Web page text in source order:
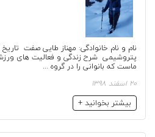
پتروشیمی شرح زندگی و فعالیت های
ماست که بانوانی را در گروه ...
20 اسفند 1398
بیشتر بخوانید +